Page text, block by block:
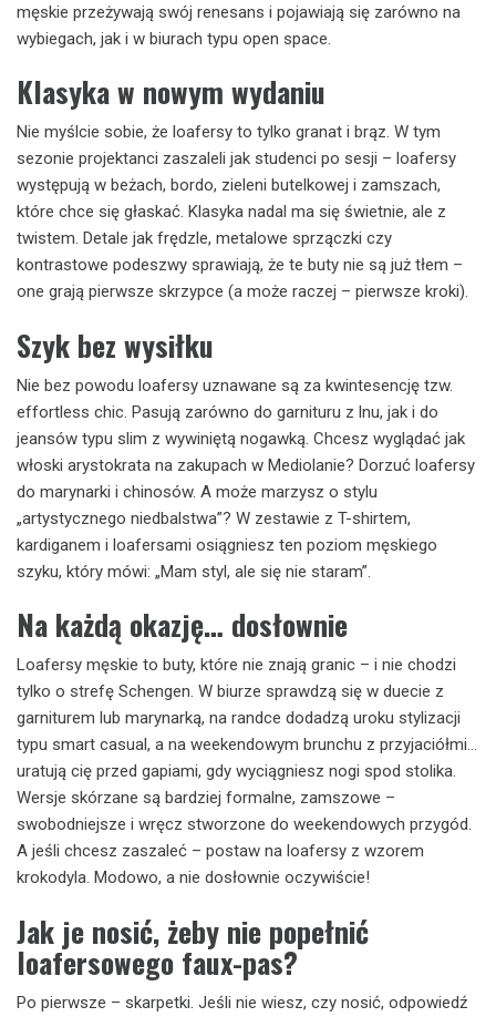
męskie przeżywają swój renesans i pojawiają się zarówno na
wybiegach, jak i w biurach typu open space.
Klasyka w nowym wydaniu
Nie myślcie sobie, że loafersy to tylko granat i brąz. W tym
sezonie projektanci zaszaleli jak studenci po sesji – loafersy
występują w beżach, bordo, zieleni butelkowej i zamszach,
które chce się głaskać. Klasyka nadal ma się świetnie, ale z
twistem. Detale jak frędzle, metalowe sprzączki czy
kontrastowe podeszwy sprawiają, że te buty nie są już tłem –
one grają pierwsze skrzypce (a może raczej – pierwsze kroki).
Szyk bez wysiłku
Nie bez powodu loafersy uznawane są za kwintesencję tzw.
effortless chic. Pasują zarówno do garnituru z lnu, jak i do
jeansów typu slim z wywiniętą nogawką. Chcesz wyglądać jak
włoski arystokrata na zakupach w Mediolanie? Dorzuć loafersy
do marynarki i chinosów. A może marzysz o stylu
„artystycznego niedbalstwa”? W zestawie z T-shirtem,
kardiganem i loafersami osiągniesz ten poziom męskiego
szyku, który mówi: „Mam styl, ale się nie staram”.
Na każdą okazję… dosłownie
Loafersy męskie to buty, które nie znają granic – i nie chodzi
tylko o strefę Schengen. W biurze sprawdzą się w duecie z
garniturem lub marynarką, na randce dodadzą uroku stylizacji
typu smart casual, a na weekendowym brunchu z przyjaciółmi…
uratują cię przed gapiami, gdy wyciągniesz nogi spod stolika.
Wersje skórzane są bardziej formalne, zamszowe –
swobodniejsze i wręcz stworzone do weekendowych przygód.
A jeśli chcesz zaszaleć – postaw na loafersy z wzorem
krokodyla. Modowo, a nie dosłownie oczywiście!
Jak je nosić, żeby nie popełnić
loafersowego faux-pas?
Po pierwsze – skarpetki. Jeśli nie wiesz, czy nosić, odpowiedź